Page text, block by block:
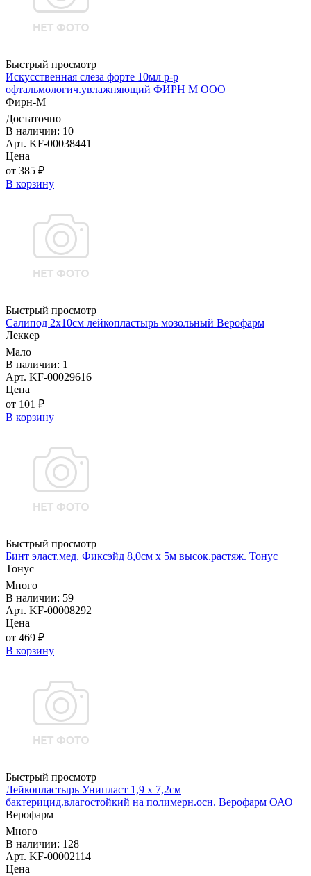
Быстрый просмотр
Искусственная слеза форте 10мл р-р
офтальмологич.увлажняющий ФИРН М ООО
Фирн-М
Достаточно
В наличии: 10
Арт. KF-00038441
Цена
от 385 ₽
В корзину
Быстрый просмотр
Салипод 2х10см лейкопластырь мозольный Верофарм
Леккер
Мало
В наличии: 1
Арт. KF-00029616
Цена
от 101 ₽
В корзину
Быстрый просмотр
Бинт эласт.мед. Фиксэйд 8,0см х 5м высок.растяж. Тонус
Тонус
Много
В наличии: 59
Арт. KF-00008292
Цена
от 469 ₽
В корзину
Быстрый просмотр
Лейкопластырь Унипласт 1,9 х 7,2см
бактерицид.влагостойкий на полимерн.осн. Верофарм ОАО
Верофарм
Много
В наличии: 128
Арт. KF-00002114
Цена